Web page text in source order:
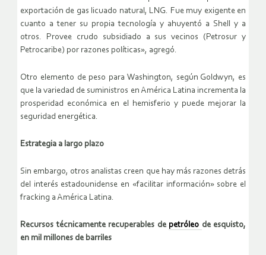
exportación de gas licuado natural, LNG. Fue muy exigente en
cuanto a tener su propia tecnología y ahuyentó a Shell y a
otros. Provee crudo subsidiado a sus vecinos (Petrosur y
Petrocaribe) por razones políticas», agregó.
Otro elemento de peso para Washington, según Goldwyn, es
que la variedad de suministros en América Latina incrementa la
prosperidad económica en el hemisferio y puede mejorar la
seguridad energética.
Estrategia a largo plazo
Sin embargo, otros analistas creen que hay más razones detrás
del interés estadounidense en «facilitar información» sobre el
fracking a América Latina.
Recursos técnicamente recuperables de petróleo de esquisto,
en mil millones de barriles